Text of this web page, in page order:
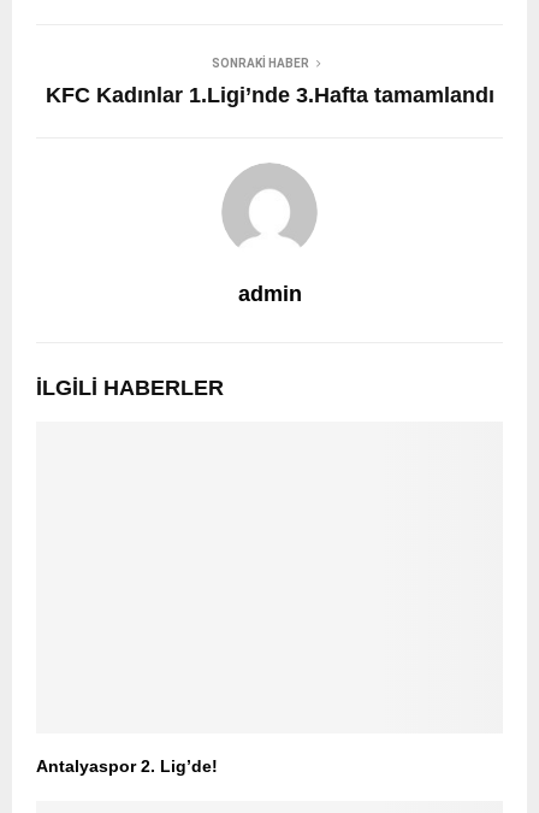
SONRAKI HABER
KFC Kadınlar 1.Ligi’nde 3.Hafta tamamlandı
admin
İLGILI HABERLER
Antalyaspor 2. Lig’de!